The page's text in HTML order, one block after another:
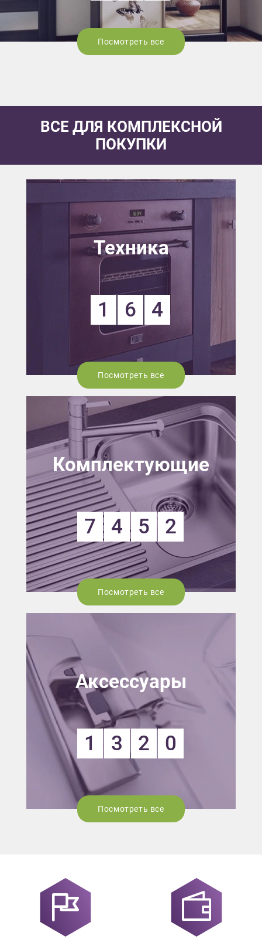
Посмотреть все
ВСЕ ДЛЯ КОМПЛЕКСНОЙ
ПОКУПКИ
Техника
1 6 4
Посмотреть все
Комплектующие
7 4 5 2
Посмотреть все
Аксессуары
1 3 2 0
Посмотреть все